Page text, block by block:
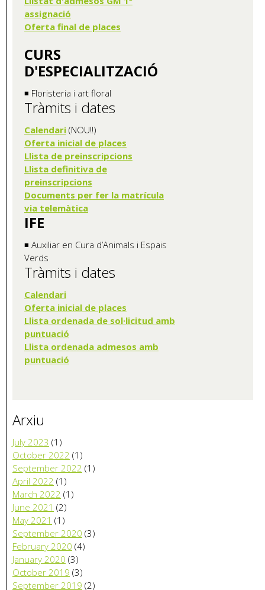
assignació
Oferta final de places
CURS
D'ESPECIALITZACIÓ
◾ Floristeria i art floral
Tràmits i dates
Calendari (NOU!!)
Oferta inicial de places
Llista de preinscripcions
Llista definitiva de
preinscripcions
Documents per fer la matrícula
via telemàtica
IFE
◾ Auxiliar en Cura d’Animals i Espais
Verds
Tràmits i dates
Calendari
Oferta inicial de places
Llista ordenada de sol·licitud amb
puntuació
Llista ordenada admesos amb
puntuació
Arxiu
July 2023 (1)
October 2022 (1)
September 2022 (1)
April 2022 (1)
March 2022 (1)
June 2021 (2)
May 2021 (1)
September 2020 (3)
February 2020 (4)
January 2020 (3)
October 2019 (3)
September 2019 (2)